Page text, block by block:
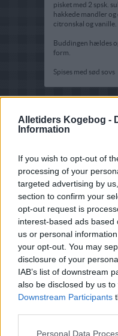
Alletiders Kogebog -
Information
If you wish to opt-out of
processing of your
targeted advertising by
section to confirm your
opt-out request is
interest-based ads
us or personal
your opt-out. You may
disclosure of your
IAB’s list of downstream
also be disclosed by us
Downstream Participants
Personal Data
pisket med 2 spsk.
hakkede mandler
citronskal og vanille.
Buddingen hældes
form.
Spises med sød sovs
Ret :Kold Dessert-